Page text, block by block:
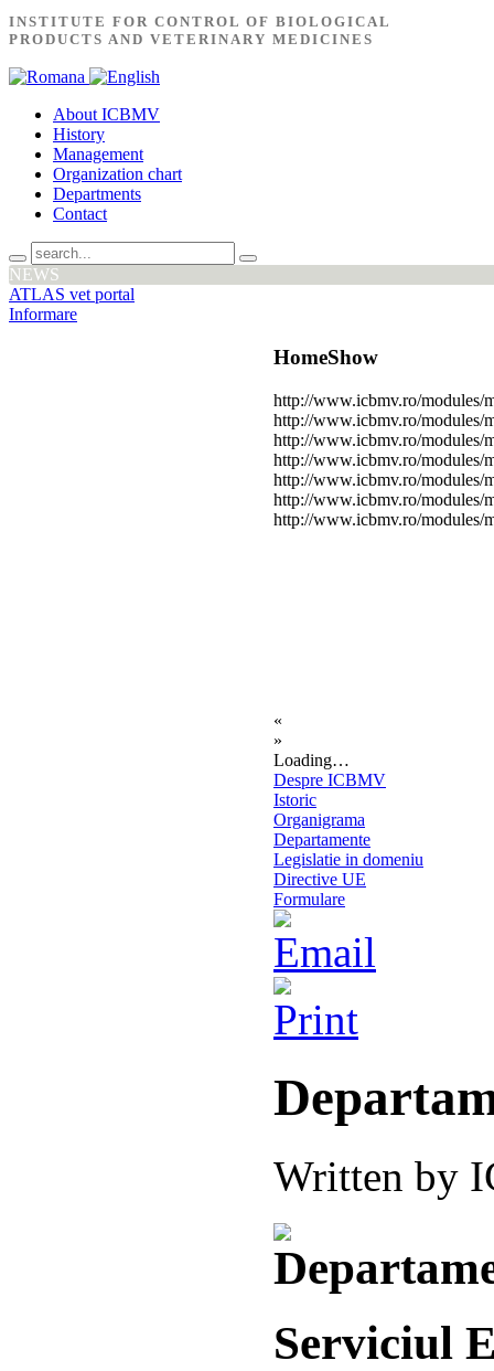
INSTITUTE FOR CONTROL OF BIOLOGICAL
PRODUCTS AND VETERINARY MEDICINES
About ICBMV
History
Management
Organization chart
Departments
Contact
NEWS
ATLAS vet portal
Informare
HomeShow
http://www.icbmv.ro/modules/
http://www.icbmv.ro/modules/
http://www.icbmv.ro/modules/
http://www.icbmv.ro/modules/
http://www.icbmv.ro/modules/
http://www.icbmv.ro/modules/
http://www.icbmv.ro/modules/
«
»
Loading…
Despre ICBMV
Istoric
Organigrama
Departamente
Legislatie in domeniu
Directive UE
Formulare
Written by
Serviciul